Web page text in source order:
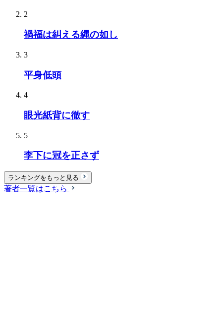
2
禍福は糾える縄の如し
3
平身低頭
4
眼光紙背に徹す
5
李下に冠を正さず
ランキングをもっと見る
著者一覧はこちら